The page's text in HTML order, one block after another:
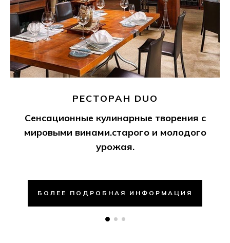
РЕСТОРАН DUO
Сенсационные кулинарные творения с
мировыми винами.старого и молодого
урожая.
БОЛЕЕ ПОДРОБНАЯ ИНФОРМАЦИЯ